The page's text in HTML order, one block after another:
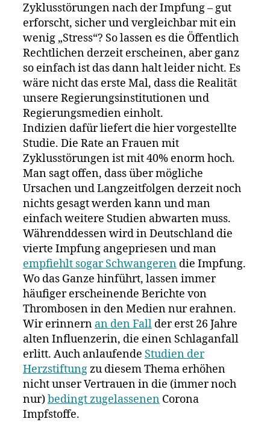
Zyklusstörungen nach der Impfung – gut
erforscht, sicher und vergleichbar mit ein
wenig „Stress“? So lassen es die Öffentlich
Rechtlichen derzeit erscheinen, aber ganz
so einfach ist das dann halt leider nicht. Es
wäre nicht das erste Mal, dass die Realität
unsere Regierungsinstitutionen und
Regierungsmedien einholt.
Indizien dafür liefert die hier vorgestellte
Studie. Die Rate an Frauen mit
Zyklusstörungen ist mit 40% enorm hoch.
Man sagt offen, dass über mögliche
Ursachen und Langzeitfolgen derzeit noch
nichts gesagt werden kann und man
einfach weitere Studien abwarten muss.
Währenddessen wird in Deutschland die
vierte Impfung angepriesen und man
empfiehlt sogar Schwangeren die Impfung.
Wo das Ganze hinführt, lassen immer
häufiger erscheinende Berichte von
Thrombosen in den Medien nur erahnen.
Wir erinnern an den Fall der erst 26 Jahre
alten Influenzerin, die einen Schlaganfall
erlitt. Auch anlaufende Studien der
Herzstiftungzu diesem Thema erhöhen
nicht unser Vertrauen in die (immer noch
nur)bedingt zugelassenen Corona
Impfstoffe.